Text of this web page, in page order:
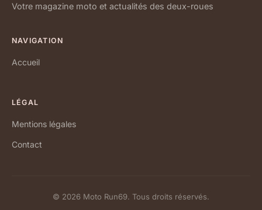
Votre magazine moto et actualités des deux-roues
NAVIGATION
Accueil
LÉGAL
Mentions légales
Contact
© 2026 Moto Run69. Tous droits réservés.